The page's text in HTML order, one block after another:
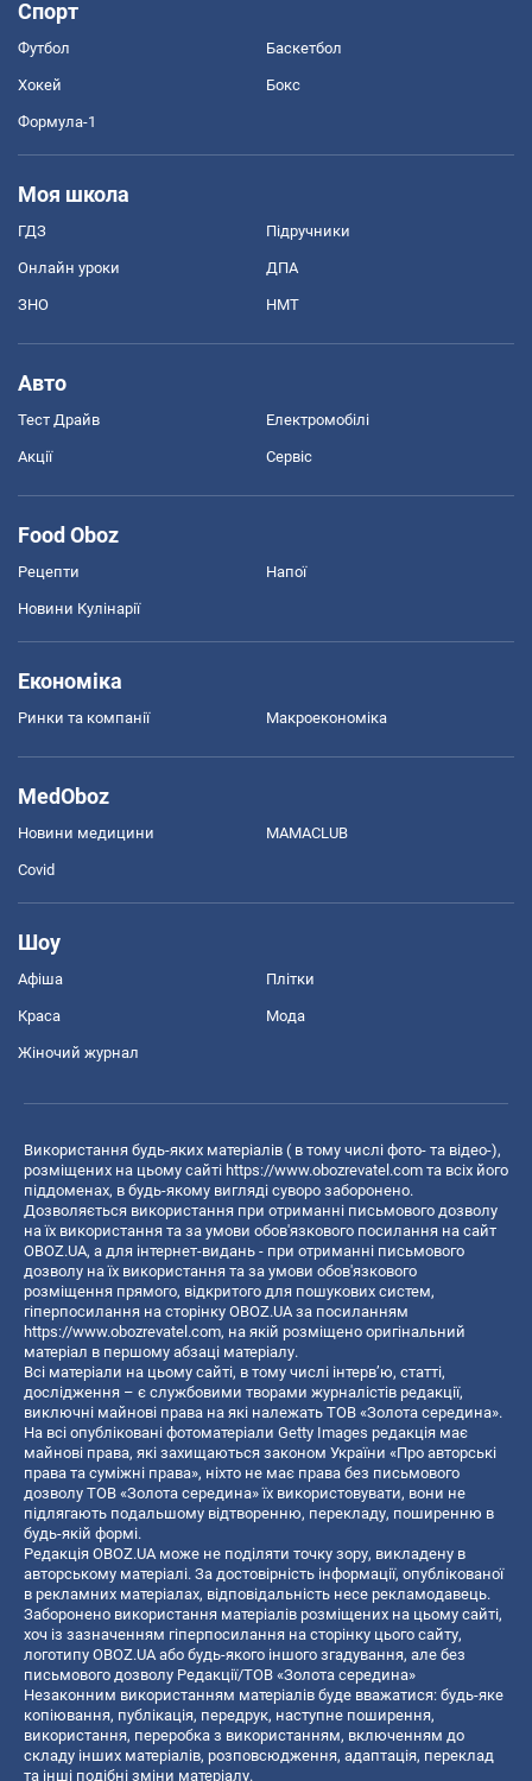
Спорт
Футбол Баскетбол
Хокей Бокс
Формула-1
Моя школа
ГДЗ Підручники
Онлайн уроки ДПА
ЗНО НМТ
Авто
Тест Драйв Електромобілі
Акції Сервіс
Food Oboz
Рецепти Напої
Новини Кулінарії
Економіка
Ринки та компанії Макроекономіка
MedOboz
Новини медицини MAMACLUB
Covid
Шоу
Афіша Плітки
Краса Мода
Жіночий журнал
Використання будь-яких матеріалів ( в тому числі фото- та відео-),
розміщених на цьому сайті https://www.obozrevatel.com та всіх його
піддоменах, в будь-якому вигляді суворо заборонено.
Дозволяється використання при отриманні письмового дозволу
на їх використання та за умови обов'язкового посилання на сайт
OBOZ.UA, а для інтернет-видань - при отриманні письмового
дозволу на їх використання та за умови обов'язкового
розміщення прямого, відкритого для пошукових систем,
гіперпосилання на сторінку OBOZ.UA за посиланням
https://www.obozrevatel.com, на якій розміщено оригінальний
матеріал в першому абзаці матеріалу.
Всі матеріали на цьому сайті, в тому числі інтерв’ю, статті,
дослідження – є службовими творами журналістів редакції,
виключні майнові права на які належать ТОВ «Золота середина».
На всі опубліковані фотоматеріали Getty Images редакція має
майнові права, які захищаються законом України «Про авторські
права та суміжні права», ніхто не має права без письмового
дозволу ТОВ «Золота середина» їх використовувати, вони не
підлягають подальшому відтворенню, перекладу, поширенню в
будь-якій формі.
Редакція OBOZ.UA може не поділяти точку зору, викладену в
авторському матеріалі. За достовірність інформації, опублікованої
в рекламних матеріалах, відповідальність несе рекламодавець.
Заборонено використання матеріалів розміщених на цьому сайті,
хоч із зазначенням гіперпосилання на сторінку цього сайту,
логотипу OBOZ.UA або будь-якого іншого згадування, але без
письмового дозволу Редакції/ТОВ «Золота середина»
Незаконним використанням матеріалів буде вважатися: будь-яке
копiювання, публiкацiя, передрук, наступне поширення,
використання, переробка з використанням, включенням до
складу інших матеріалів, розповсюдження, адаптація, переклад
та інші подібні зміни матеріалу.